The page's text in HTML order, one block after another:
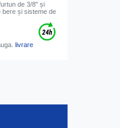
de 3/8" și
bere și sisteme de
livrare